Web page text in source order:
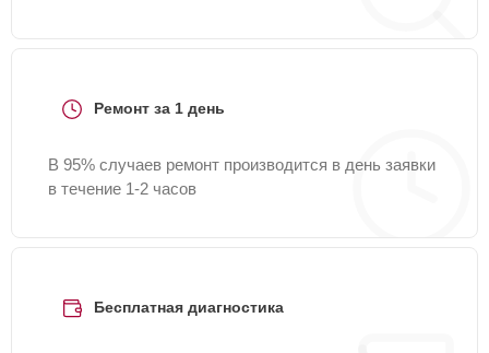
Ремонт за 1 день
В 95% случаев ремонт производится в день заявки
в течение 1-2 часов
Бесплатная диагностика